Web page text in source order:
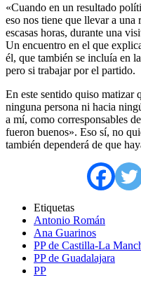
«Cuando en un resultado
eso nos tiene que llevar a
escasas horas, durante una
Un encuentro en el que
él, que también se incluía en
pero si trabajar por el partido.
En este sentido quiso matizar
ninguna persona ni hacia
a mí, como corresponsables
fueron buenos». Eso sí, no
también dependerá de que
Etiquetas
Antonio Román
Ana Guarinos
PP de Castilla-La
PP de Guadalajara
PP